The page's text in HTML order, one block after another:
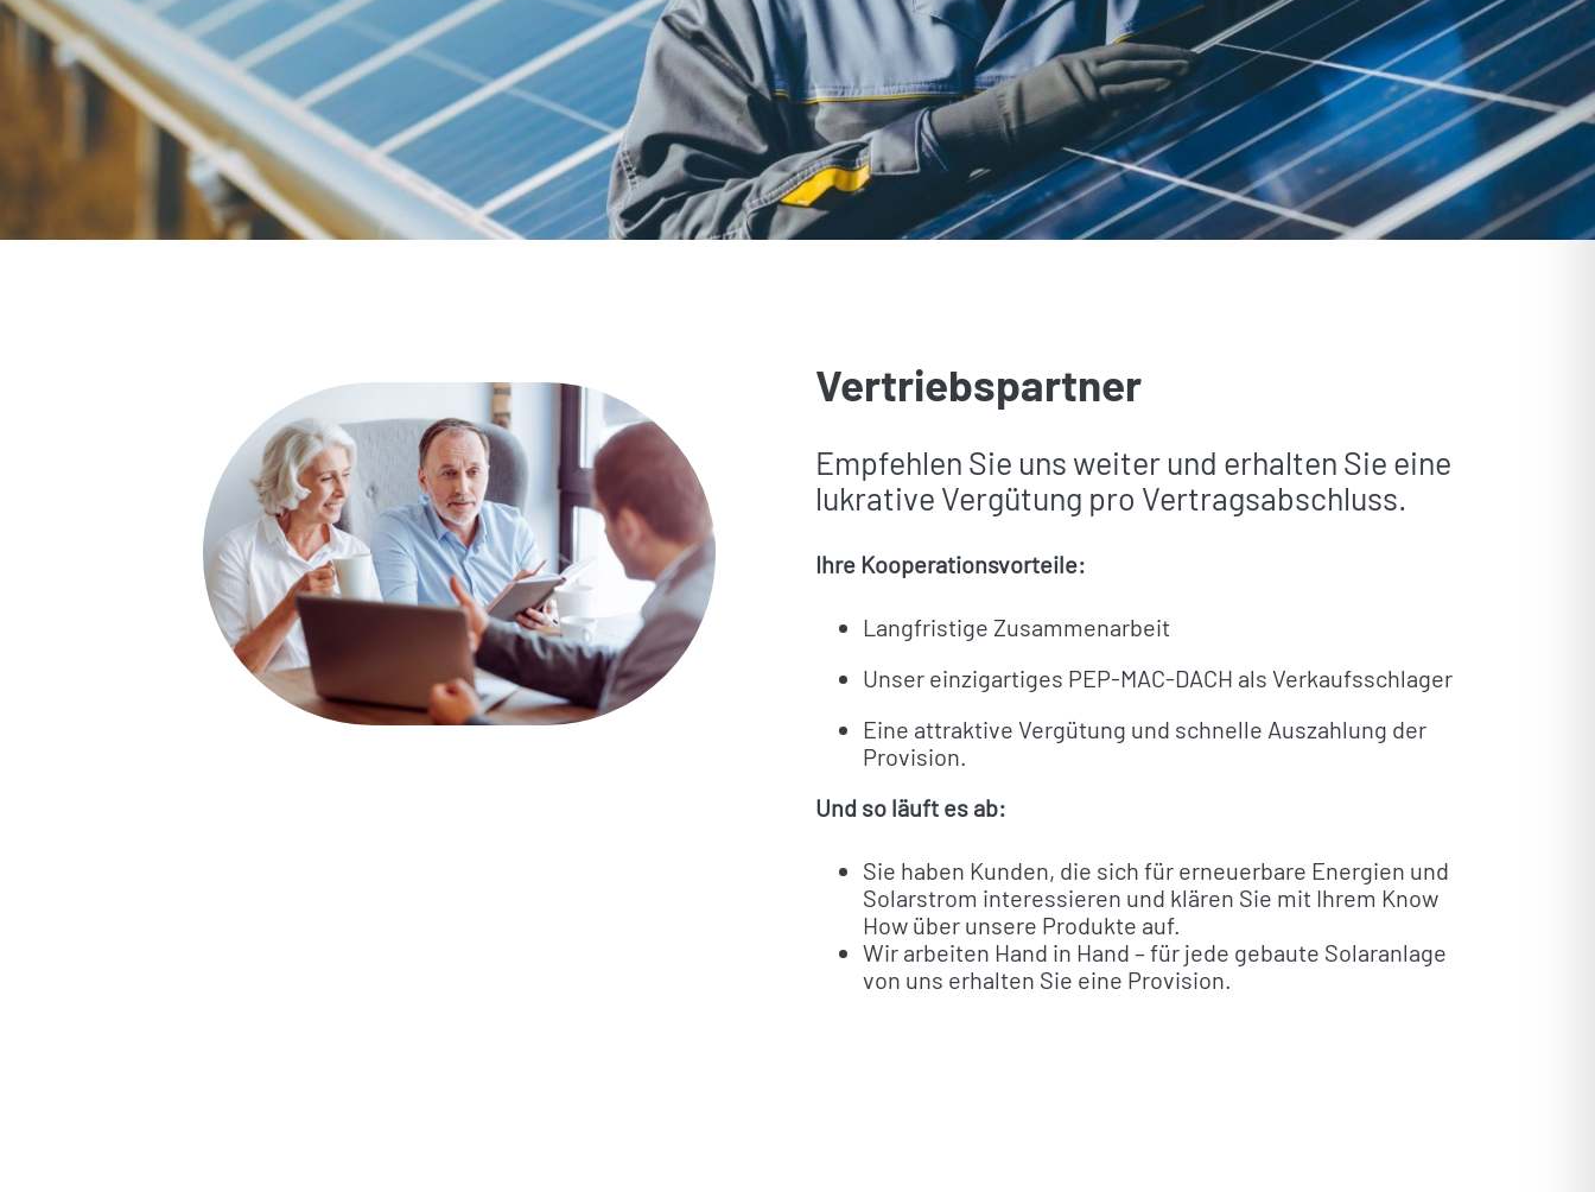
Vertriebspartner
Empfehlen Sie uns weiter und erhalten Sie eine
lukrative Vergütung pro Vertragsabschluss.
Ihre Kooperationsvorteile:
Langfristige Zusammenarbeit
Unser einzigartiges PEP-MAC-DACH als Verkaufsschlager
Eine attraktive Vergütung und schnelle Auszahlung der
Provision.
Und so läuft es ab:
Sie haben Kunden, die sich für erneuerbare Energien und
Solarstrom interessieren und klären Sie mit Ihrem Know
How über unsere Produkte auf.
Wir arbeiten Hand in Hand – für jede gebaute Solaranlage
von uns erhalten Sie eine Provision.